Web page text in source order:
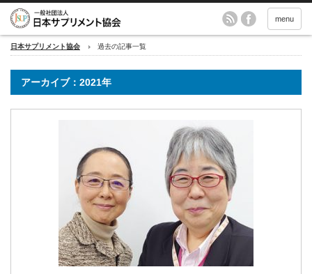
menu
日本サプリメント協会 過去の記事一覧
アーカイブ：2021年